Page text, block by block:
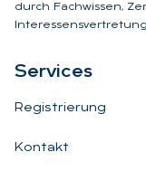
durch Fachwissen,
Ser­vices
Registrierung
Kontakt